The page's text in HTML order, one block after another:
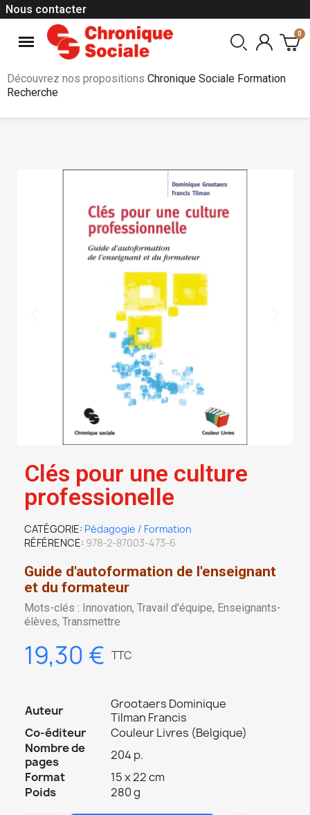
Nous contacter
Découvrez nos propositions Chronique Sociale Formation
Recherche
Clés pour une culture
professionelle
CATÉGORIE Pédagogie / Formation
RÉFÉRENCE 978-2-87003-473-6
Guide d'autoformation de l'enseignant
et du formateur
Mots-clés : Innovation, Travail d'équipe, Enseignants-
élèves, Transmettre
19,30 € TTC
Auteur
Grootaers Dominique
Tilman Francis
Co-éditeur
Couleur Livres (Belgique)
Nombre de
pages
204 p.
Format
15 x 22 cm
Poids
280 g